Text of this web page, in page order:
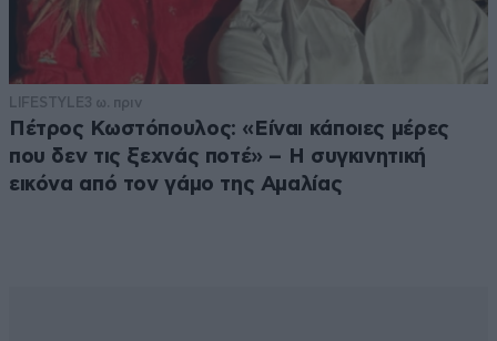
LIFESTYLE3 ω. πριν
Πέτρος Κωστόπουλος: «Είναι κάποιες μέρες
που δεν τις ξεχνάς ποτέ» – Η συγκινητική
εικόνα από τον γάμο της Αμαλίας